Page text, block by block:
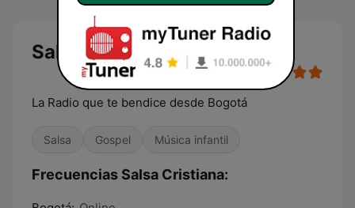
Salsa Cristiana
La Radio que te bendice desde Bogotá
Salsa Gospel Música infantil
Frecuencias Salsa Cristiana: